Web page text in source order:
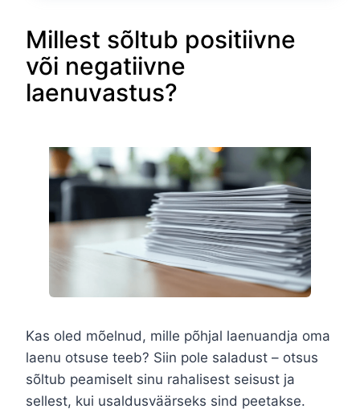
Millest sõltub positiivne
või negatiivne
laenuvastus?
Kas oled mõelnud, mille põhjal laenuandja oma
laenu otsuse teeb? Siin pole saladust – otsus
sõltub peamiselt sinu rahalisest seisust ja
sellest, kui usaldusväärseks sind peetakse.